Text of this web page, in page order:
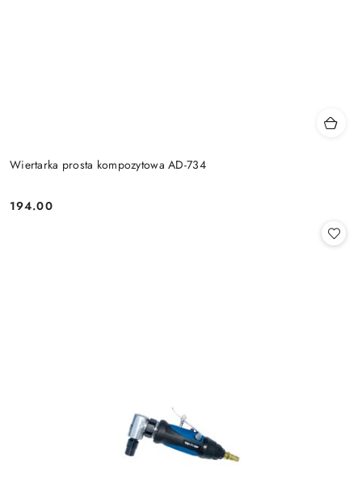
Wiertarka prosta kompozytowa AD-734
Cena:
194.00